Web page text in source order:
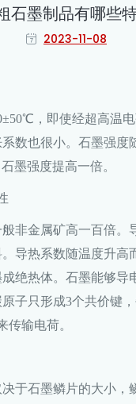
石墨制品有哪些
2023-11-08
，即使经超高温
数也很小。石墨强度
墨强度提高一倍。
非金属矿高一百倍。
导热系数随温度升高
绝热体。石墨能够导
子只形成3个共价键
传输电荷。
于石墨鳞片的大小，